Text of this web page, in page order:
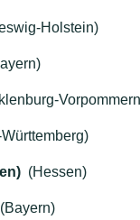
Holstein)
(Hessen)
(Bayern)